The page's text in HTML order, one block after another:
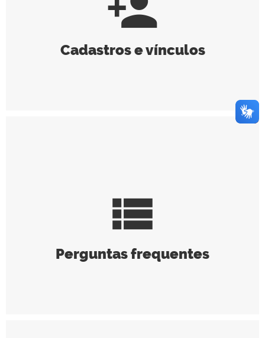
Cadastros e vínculos
view_list
Perguntas frequentes